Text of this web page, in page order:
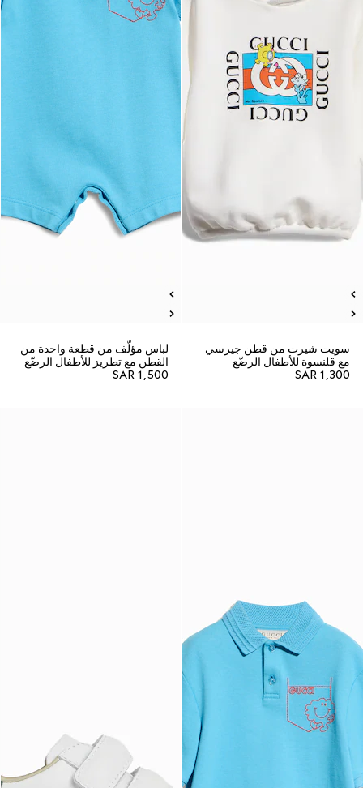
سويت شيرت من قطن جيرسي
مع قلنسوة للأطفال الرضّع
SAR 1,300
لباس مؤلّف من قطعة واحدة من
القطن مع تطريز للأطفال الرضّع
SAR 1,500